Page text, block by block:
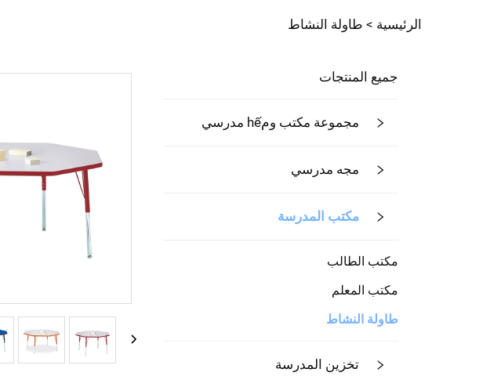
الرئيسية > طاولة النشاط
جميع المنتجات
مجموعة مكتب ومhế مدرسي
مجه مدرسي
مكتب المدرسة
مكتب الطالب
مكتب المعلم
طاولة النشاط
تخزين المدرسة